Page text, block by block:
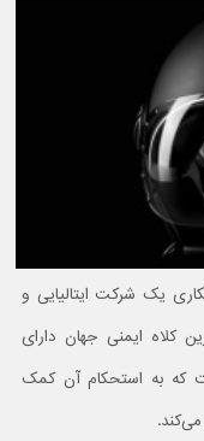
یک شرکت ایتالیایی و
کلاه ایمنی جهان دارای
که به استحکام آن کمک